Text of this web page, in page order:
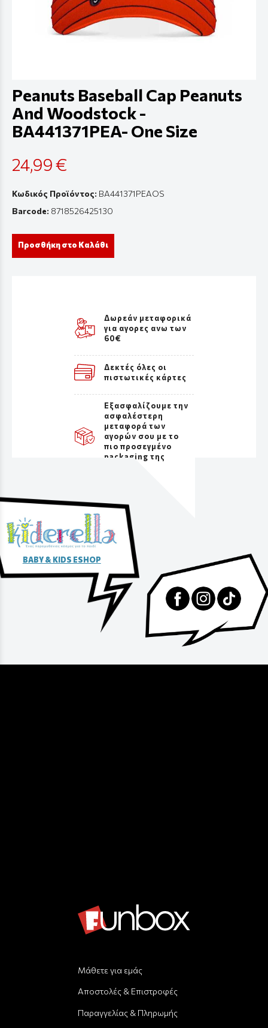
Peanuts Baseball Cap Peanuts
And Woodstock -
BA441371PEA- One Size
24,99 €
Κωδικός Προϊόντος: BA441371PEAOS
Barcode: 8718526425130
Προσθήκη στο Καλάθι
Δωρεάν μεταφορικά
για αγορες ανω των
60€
Δεκτές όλες οι
πιστωτικές κάρτες
Εξασφαλίζουμε την
ασφαλέστερη
μεταφορά των
αγορών σου με το
πιο προσεγμένο
packaging της
BABY & KIDS ESHOP
Μάθετε για εμάς
Αποστολές & Επιστροφές
Παραγγελίας & Πληρωμής